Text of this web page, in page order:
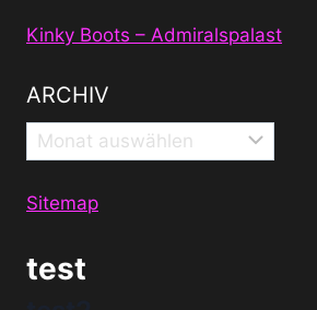
Kinky Boots – Admiralspalast
ARCHIV
Archiv
Sitemap
test